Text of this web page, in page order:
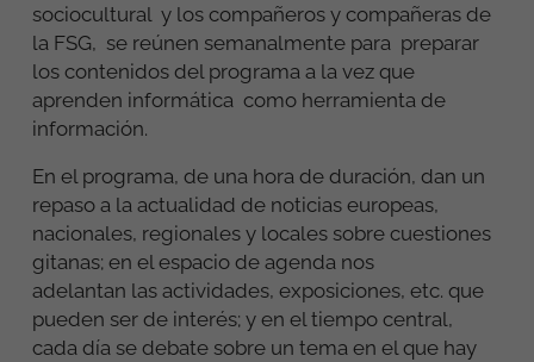
sociocultural y los compañeros y compañeras de
la FSG, se reúnen semanalmente para preparar
los contenidos del programa a la vez que
aprenden informática como herramienta de
información.
En el programa, de una hora de duración, dan un
repaso a la actualidad de noticias europeas,
nacionales, regionales y locales sobre cuestiones
gitanas; en el espacio de agenda nos
adelantan las actividades, exposiciones, etc. que
pueden ser de interés; y en el tiempo central,
cada día se debate sobre un tema en el que hay